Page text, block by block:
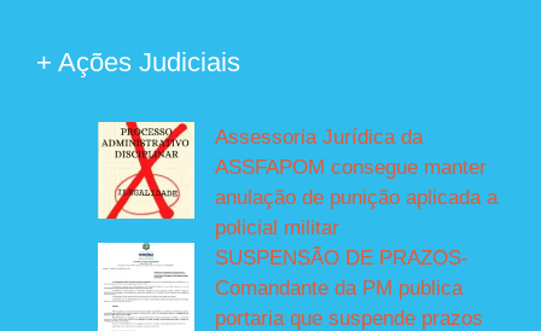
+ Ações Judiciais
Assessoria Jurídica da
ASSFAPOM consegue manter
anulação de punição aplicada a
policial militar
SUSPENSÃO DE PRAZOS-
Comandante da PM publica
portaria que suspende prazos